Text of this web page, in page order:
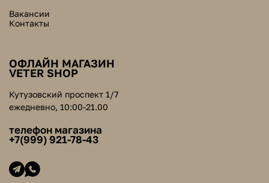
Вакансии
Контакты
ОФЛАЙН МАГАЗИН
VETER SHOP
Кутузовский проспект 1/7
ежедневно, 10:00-21.00
телефон магазина
+7(999) 921-78-43